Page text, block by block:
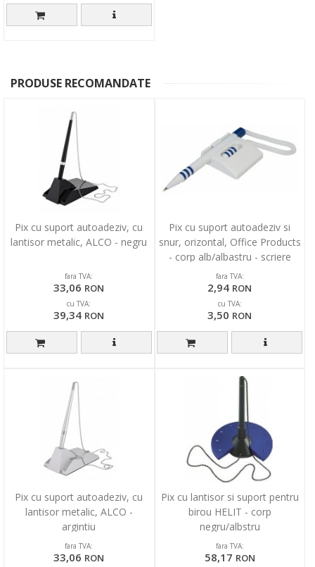
PRODUSE RECOMANDATE
Pix cu suport autoadeziv, cu
lantisor metalic, ALCO - negru
fara TVA:
33,06 RON
cu TVA:
39,34 RON
Pix cu suport autoadeziv si
snur, orizontal, Office Products
- corp alb/albastru - scriere
albastra
fara TVA:
2,94 RON
cu TVA:
3,50 RON
Pix cu suport autoadeziv, cu
lantisor metalic, ALCO -
argintiu
fara TVA:
33,06 RON
Pix cu lantisor si suport pentru
birou HELIT - corp
negru/albstru
fara TVA:
58,17 RON